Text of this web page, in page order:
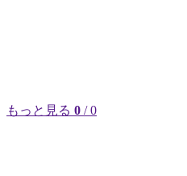
もっと見る 0 / 0